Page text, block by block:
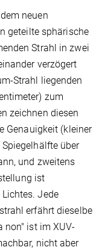
neuen
geteilte sphärische
Strahl in zwei
verzögert
Strahl liegenden
zum
zeichnen diesen
Genauigkeit (kleiner
über
und zweitens
ist
Jede
erfährt dieselbe
non" ist im XUV-
nicht aber